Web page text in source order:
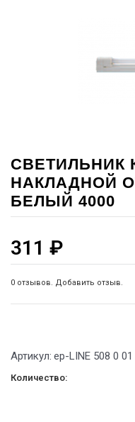
СВЕТИЛЬНИК
НАКЛАДНОЙ
БЕЛЫЙ 4000
311 ₽
0 отзывов. Добавить отзыв.
Артикул: ep-LINE 508 0 01
Количество: